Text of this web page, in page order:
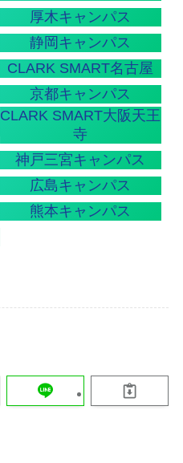
厚木キャンパス
静岡キャンパス
CLARK SMART名古屋
京都キャンパス
CLARK SMART大阪天王
寺
神戸三宮キャンパス
広島キャンパス
熊本キャンパス